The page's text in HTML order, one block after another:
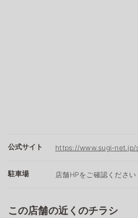
公式サイト https://www.sugi-net.jp/
駐車場 店舗HPをご確認ください
この店舗の近くのチラシ